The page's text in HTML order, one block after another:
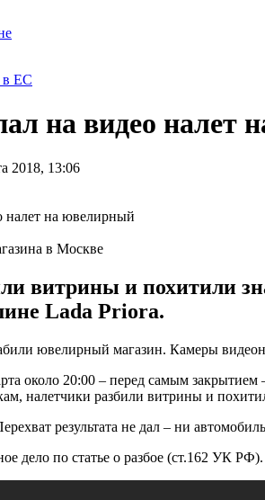
в ЕС
на видео налет
2018, 13:06
в Москве
витрины и похитили
Lada Priora.
ювелирный магазин. Камеры
около 20:00 – перед самым
налетчики разбили витрины и
результата не дал – ни
дело по статье о разбое (ст.162 УК